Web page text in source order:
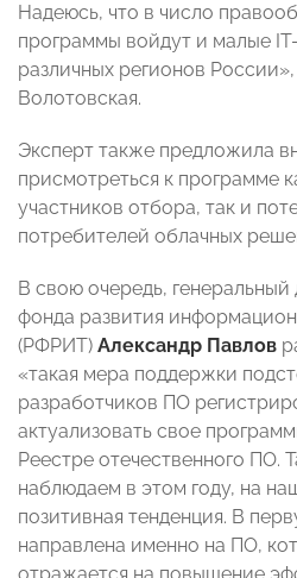
Надеюсь, что в число
программы войдут и малые
различных регионов
Волотовская.
Эксперт также предложила
присмотреться к программе
участников отбора, так и
потребителей облачных
В свою очередь,
фонда развития
(РФРИТ) Александр Павлов
«такая мера поддержки
разработчиков ПО
актуализовать свое
Реестре отечественного
наблюдаем в этом году, на
позитивная тенденция. В
направлена именно на ПО,